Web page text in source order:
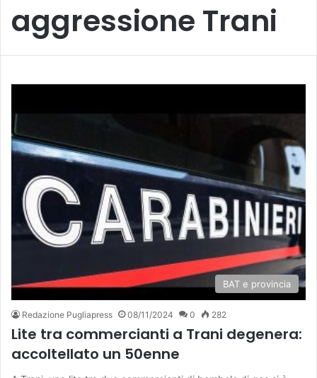
aggressione Trani
BAT e provincia
Redazione Pugliapress 08/11/2024 0 282
Lite tra commercianti a Trani degenera:
accoltellato un 50enne